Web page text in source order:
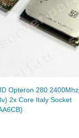
Opteron 280 2400Mhz
2x Core Italy Socket